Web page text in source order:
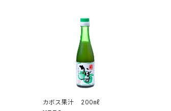
カボス果汁 200㎖